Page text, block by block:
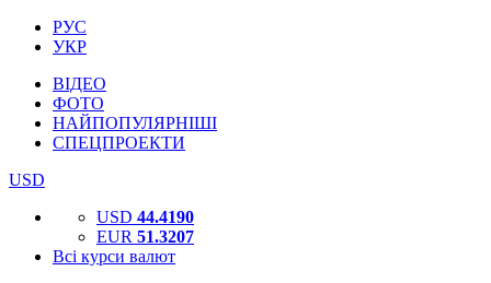
РУС
УКР
ВІДЕО
ФОТО
НАЙПОПУЛЯРНІШІ
СПЕЦПРОЕКТИ
USD
USD 44.4190
EUR 51.3207
Всі курси валют